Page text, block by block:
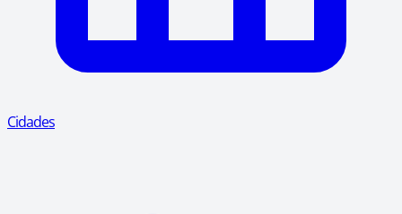
Cidades